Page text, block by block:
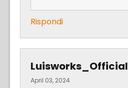
Rispondi
Luisworks_Official
April 03, 2024